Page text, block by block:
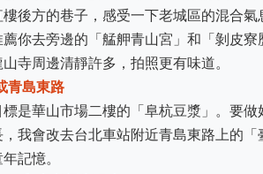
後方的巷子，感受一下老城區的混合
你去旁邊的「艋舺青山宮」和「剝皮
寺周邊清靜許多，拍照更有味道。
青島東路
是華山市場二樓的「阜杭豆漿」。要
我會改去台北車站附近青島東路上的
記憶。